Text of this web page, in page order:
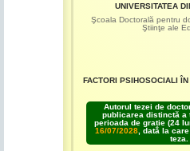
UNIVERSITATEA
Şcoala Doctorală pentru
Ştiinţe ale
FACTORI PSIHOSOCIALI
Autorul tezei de
publicarea distinctă a
perioada de grație (24
16/07/2028, dată la
teza.